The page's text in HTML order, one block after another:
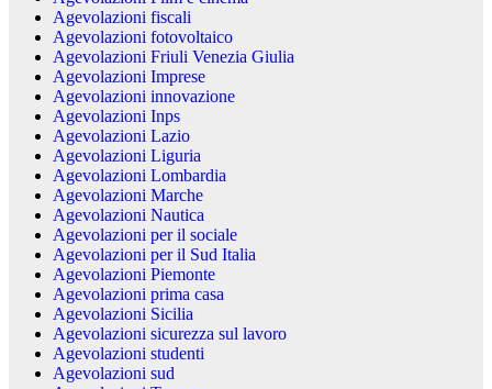
Agevolazioni fiscali
Agevolazioni fotovoltaico
Agevolazioni Friuli Venezia Giulia
Agevolazioni Imprese
Agevolazioni innovazione
Agevolazioni Inps
Agevolazioni Lazio
Agevolazioni Liguria
Agevolazioni Lombardia
Agevolazioni Marche
Agevolazioni Nautica
Agevolazioni per il sociale
Agevolazioni per il Sud Italia
Agevolazioni Piemonte
Agevolazioni prima casa
Agevolazioni Sicilia
Agevolazioni sicurezza sul lavoro
Agevolazioni studenti
Agevolazioni sud